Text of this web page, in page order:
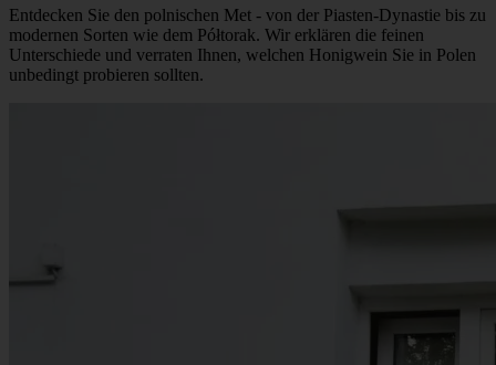
Entdecken Sie den polnischen Met - von der Piasten-Dynastie bis zu
modernen Sorten wie dem Półtorak. Wir erklären die feinen
Unterschiede und verraten Ihnen, welchen Honigwein Sie in Polen
unbedingt probieren sollten.